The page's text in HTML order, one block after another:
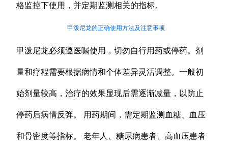
格监控下使用，并定期监测相关的指标。
甲泼尼龙的正确使用方法及注意事项
甲泼尼龙必须遵医嘱使用，切勿自行用药或停药。剂
量和疗程需要根据病情和个体差异灵活调整。一般初
始剂量较高，治疗的效果显现后需逐渐减量，以防止
停药后病情反弹。 用药期间，需定期监测血糖、血压
和骨密度等指标。 老年人、糖尿病患者、高血压患者